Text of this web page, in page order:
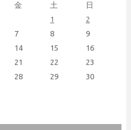
金 土 日
1
2
7 8
9
14 15
16
21 22
23
28 29
30